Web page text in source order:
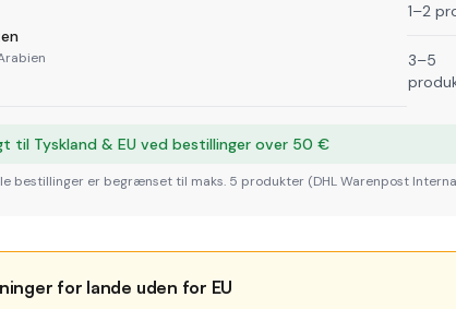
1–2
3–5
til Tyskland & EU ved bestillinger over 50 €
bestillinger er begrænset til maks. 5 produkter (DHL Warenpost
for lande uden for EU